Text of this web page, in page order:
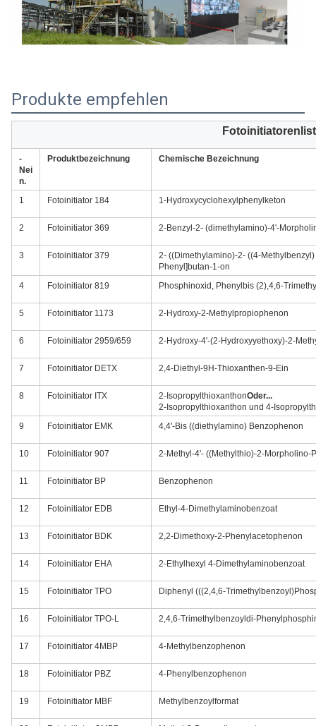
Produkte empfehlen
-
Nei
n.
Produktbezeichnung Chemische Bezeichnung
1 Fotoinitiator 184 1-Hydroxycyclohexylphenylketon
2 Fotoinitiator 369 2-Benzyl-2- (dimethylamino)-4'-
3 Fotoinitiator 379
2- ((Dimethylamino)-2- ((4-
Phenyl]butan-1-on
4
Fotoinitiator 819 Phosphinoxid, Phenylbis (2),4,6-
5 Fotoinitiator 1173 2-Hydroxy-2-Methylpropiophenon
6 Fotoinitiator 2959/659 2-Hydroxy-4'-(2-Hydroxyyethoxy)-2-
7 Fotoinitiator DETX 2,4-Diethyl-9H-Thioxanthen-9-Ein
8 Fotoinitiator ITX 2-IsopropylthioxanthonOder...
2-Isopropylthioxanthon und 4-
9
Fotoinitiator EMK 4,4'-Bis ((diethylamino) Benzophenon
10 Fotoinitiator 907 2-Methyl-4'- ((Methylthio)-2-Morpholino-
11 Fotoinitiator BP Benzophenon
12 Fotoinitiator EDB Ethyl-4-Dimethylaminobenzoat
13 Fotoinitiator BDK 2,2-Dimethoxy-2-Phenylacetophenon
14 Fotoinitiator EHA 2-Ethylhexyl 4-Dimethylaminobenzoat
15 Fotoinitiator TPO Diphenyl (((2,4,6-
16 Fotoinitiator TPO-L 2,4,6-Trimethylbenzoyldi-
17 Fotoinitiator 4MBP 4-Methylbenzophenon
18 Fotoinitiator PBZ 4-Phenylbenzophenon
19 Fotoinitiator MBF Methylbenzoylformat